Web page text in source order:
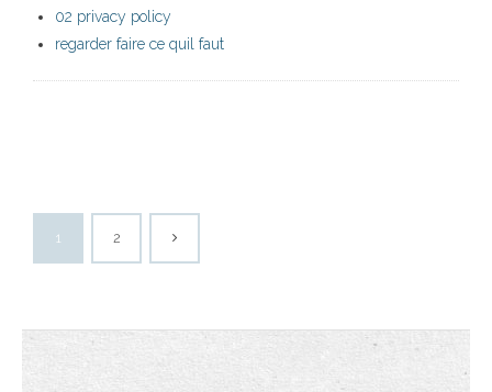
02 privacy policy
regarder faire ce quil faut
1 2